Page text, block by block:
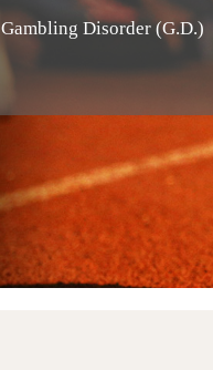
Gambling Disorder (G.D.)